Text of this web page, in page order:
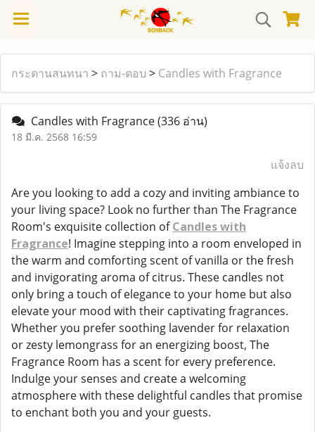
กระดานสนทนา > ถาม-ตอบ > Candles with Fragrance
Candles with Fragrance(336 อ่าน)
18 มี.ค. 2568 16:59
แจ้งลบ
Are you looking to add a cozy and inviting ambiance to
your living space? Look no further than The Fragrance
Room's exquisite collection ofCandles with
Fragrance! Imagine stepping into a room enveloped in
the warm and comforting scent of vanilla or the fresh
and invigorating aroma of citrus. These candles not
only bring a touch of elegance to your home but also
elevate your mood with their captivating fragrances.
Whether you prefer soothing lavender for relaxation
or zesty lemongrass for an energizing boost, The
Fragrance Room has a scent for every preference.
Indulge your senses and create a welcoming
atmosphere with these delightful candles that promise
to enchant both you and your guests.